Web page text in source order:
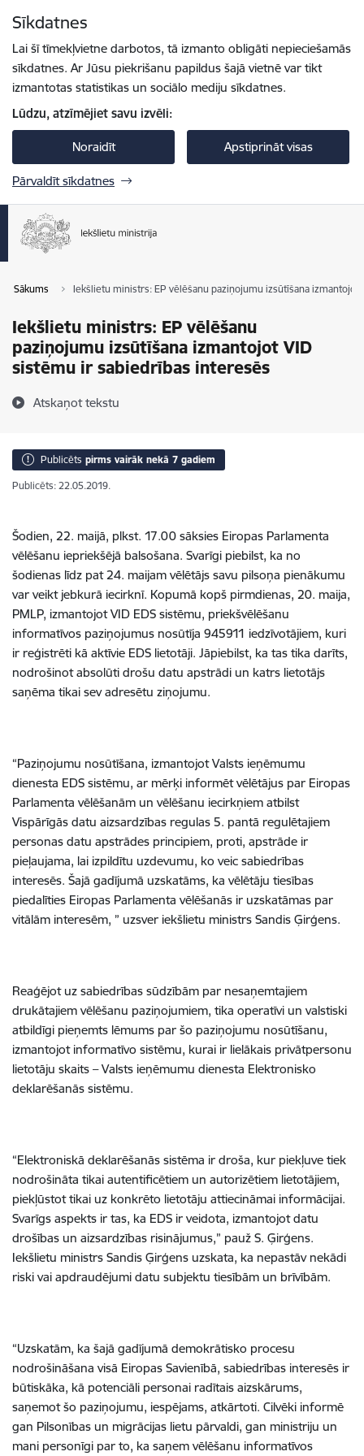
Sīkdatnes
Lai šī tīmekļvietne darbotos, tā izmanto obligāti nepieciešamās
sīkdatnes. Ar Jūsu piekrišanu papildus šajā vietnē var tikt
izmantotas statistikas un sociālo mediju sīkdatnes.
Lūdzu, atzīmējiet savu izvēli:
Noraidīt Apstiprināt visas
Pārvaldīt sīkdatnes
Sākums Iekšlietu ministrs: EP vēlēšanu paziņojumu izsūtīšana
Iekšlietu ministrs: EP vēlēšanu
paziņojumu izsūtīšana izmantojot VID
sistēmu ir sabiedrības interesēs
Atskaņot tekstu
Publicēts pirms vairāk nekā 7 gadiem
Publicēts: 22.05.2019.
Šodien, 22. maijā, plkst. 17.00 sāksies Eiropas Parlamenta
vēlēšanu iepriekšējā balsošana. Svarīgi piebilst, ka no
šodienas līdz pat 24. maijam vēlētājs savu pilsoņa pienākumu
var veikt jebkurā iecirknī. Kopumā kopš pirmdienas, 20. maija,
PMLP, izmantojot VID EDS sistēmu, priekšvēlēšanu
informatīvos paziņojumus nosūtīja 945911 iedzīvotājiem, kuri
ir reģistrēti kā aktīvie EDS lietotāji. Jāpiebilst, ka tas tika darīts,
nodrošinot absolūti drošu datu apstrādi un katrs lietotājs
saņēma tikai sev adresētu ziņojumu.
“Paziņojumu nosūtīšana, izmantojot Valsts ieņēmumu
dienesta EDS sistēmu, ar mērķi informēt vēlētājus par Eiropas
Parlamenta vēlēšanām un vēlēšanu iecirkņiem atbilst
Vispārīgās datu aizsardzības regulas 5. pantā regulētajiem
personas datu apstrādes principiem, proti, apstrāde ir
pieļaujama, lai izpildītu uzdevumu, ko veic sabiedrības
interesēs. Šajā gadījumā uzskatāms, ka vēlētāju tiesības
piedalīties Eiropas Parlamenta vēlēšanās ir uzskatāmas par
vitālām interesēm, ” uzsver iekšlietu ministrs Sandis Ģirģens.
Reaģējot uz sabiedrības sūdzībām par nesaņemtajiem
drukātajiem vēlēšanu paziņojumiem, tika operatīvi un valstiski
atbildīgi pieņemts lēmums par šo paziņojumu nosūtīšanu,
izmantojot informatīvo sistēmu, kurai ir lielākais privātpersonu
lietotāju skaits – Valsts ieņēmumu dienesta Elektronisko
deklarēšanās sistēmu.
“Elektroniskā deklarēšanās sistēma ir droša, kur piekļuve tiek
nodrošināta tikai autentificētiem un autorizētiem lietotājiem,
piekļūstot tikai uz konkrēto lietotāju attiecināmai informācijai.
Svarīgs aspekts ir tas, ka EDS ir veidota, izmantojot datu
drošības un aizsardzības risinājumus,” pauž S. Ģirģens.
Iekšlietu ministrs Sandis Ģirģens uzskata, ka nepastāv nekādi
riski vai apdraudējumi datu subjektu tiesībām un brīvībām.
“Uzskatām, ka šajā gadījumā demokrātisko procesu
nodrošināšana visā Eiropas Savienībā, sabiedrības interesēs ir
būtiskāka, kā potenciāli personai radītais aizskārums,
saņemot šo paziņojumu, iespējams, atkārtoti. Cilvēki informē
gan Pilsonības un migrācijas lietu pārvaldi, gan ministriju un
mani personīgi par to, ka saņem vēlēšanu informatīvos